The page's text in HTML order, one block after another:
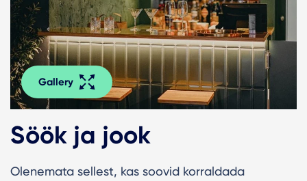
Gallery
Söök ja jook
Olenemata sellest, kas soovid korraldada